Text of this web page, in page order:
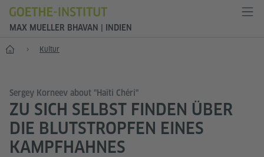
MAX MUELLER BHAVAN | INDIEN
Start Kultur
Sergey Korneev about "Haïti Chéri"
ZU SICH SELBST FINDEN ÜBER
DIE BLUTSTROPFEN EINES
KAMPFHAHNES